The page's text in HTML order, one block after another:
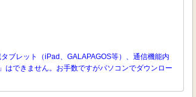
ブレット（iPad、GALAPAGOS等）、通信機能内
できません。お手数ですがパソコンでダウンロー